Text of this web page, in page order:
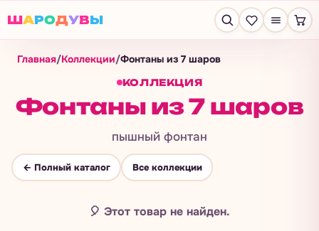
ШАРОДУВЫ
Главная/Коллекции/Фонтаны из 7 шаров
КОЛЛЕКЦИЯ
Фонтаны из 7 шаров
пышный фонтан
← Полный каталог Все коллекции
🎈 Этот товар не найден.